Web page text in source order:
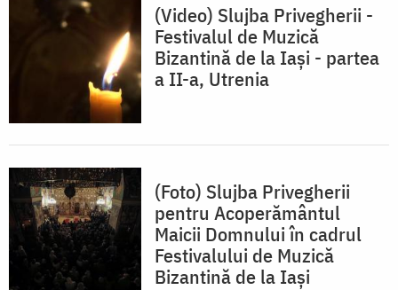
(Video) Slujba Privegherii -
Festivalul de Muzică
Bizantină de la Iași - partea
a II-a, Utrenia
(Foto) Slujba Privegherii
pentru Acoperământul
Maicii Domnului în cadrul
Festivalului de Muzică
Bizantină de la Iaşi